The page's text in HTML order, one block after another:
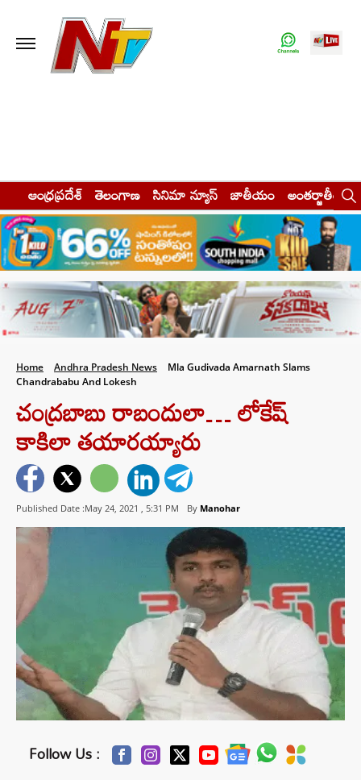
ఆంధ్రప్రదేశ్ తెలంగాణ సినిమా న్యూస్ జాతీయం అంతర్జాతీయం
Home Andhra Pradesh News
Mla Gudivada Amarnath Slams
Chandrababu And Lokesh
చంద్రబాబు రాబందులా… లోకేష్
కాకిలా తయారయ్యారు
Published Date :May 24, 2021 , 5:31 PM By Manohar
Follow Us :